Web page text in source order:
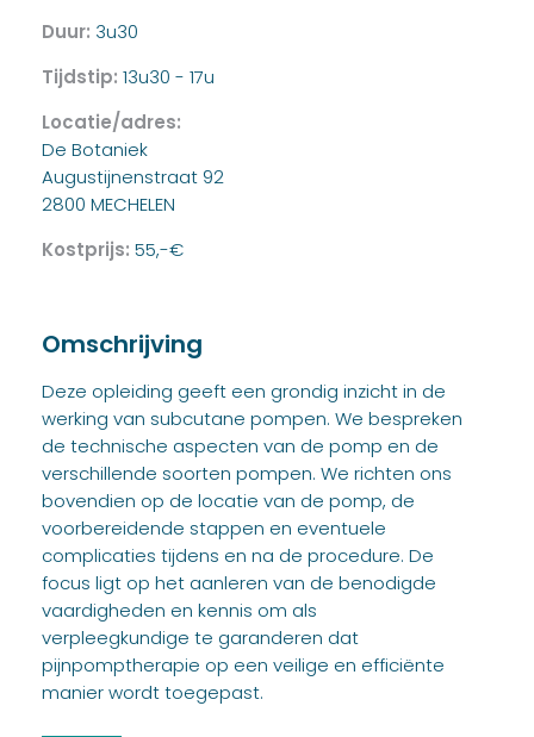
Duur: 3u30
Tijdstip: 13u30 - 17u
Locatie/adres:
De Botaniek
Augustijnenstraat 92
2800 MECHELEN
Kostprijs: 55,-€
Omschrijving
Deze opleiding geeft een grondig inzicht in de
werking van subcutane pompen. We bespreken
de technische aspecten van de pomp en de
verschillende soorten pompen. We richten ons
bovendien op de locatie van de pomp, de
voorbereidende stappen en eventuele
complicaties tijdens en na de procedure. De
focus ligt op het aanleren van de benodigde
vaardigheden en kennis om als
verpleegkundige te garanderen dat
pijnpomptherapie op een veilige en efficiënte
manier wordt toegepast.